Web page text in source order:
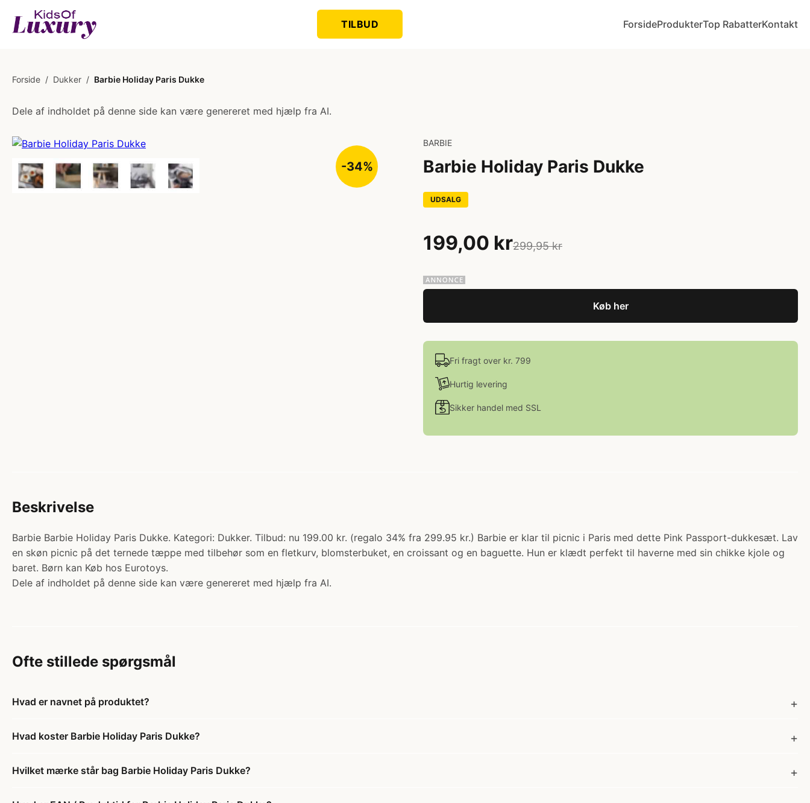
TILBUD ForsideProdukterTop RabatterKontakt
Forside / Dukker / Barbie Holiday Paris Dukke
Dele af indholdet på denne side kan være genereret med hjælp fra AI.
-34%
BARBIE
Barbie Holiday Paris Dukke
UDSALG
199,00 kr299,95 kr
Køb her
Fri fragt over kr. 799
Hurtig levering
Sikker handel med SSL
Beskrivelse
Barbie Barbie Holiday Paris Dukke. Kategori: Dukker. Tilbud: nu 199.00 kr. (regalo 34% fra 299.95 kr.) Barbie er klar til picnic i Paris med dette Pink Passport-dukkesæt. Lav
en skøn picnic på det ternede tæppe med tilbehør som en fletkurv, blomsterbuket, en croissant og en baguette. Hun er klædt perfekt til haverne med sin chikke kjole og
baret. Børn kan Køb hos Eurotoys.
Dele af indholdet på denne side kan være genereret med hjælp fra AI.
Ofte stillede spørgsmål
Hvad er navnet på produktet?
Hvad koster Barbie Holiday Paris Dukke?
Hvilket mærke står bag Barbie Holiday Paris Dukke?